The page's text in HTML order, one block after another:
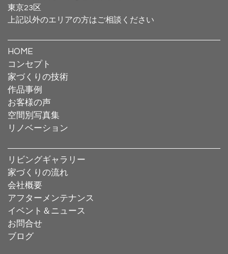
東京23区
上記以外のエリアの方はご相談ください
HOME
コンセプト
家づくりの技術
作品事例
お客様の声
空間別写真集
リノベーション
リビングギャラリー
家づくりの流れ
会社概要
アフターメンテナンス
イベント＆ニュース
お問合せ
ブログ